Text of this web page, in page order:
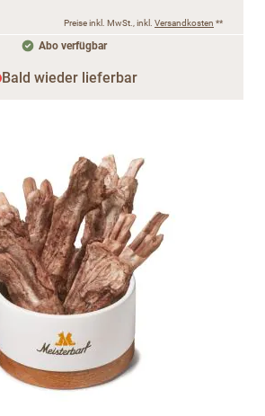
Preise inkl. MwSt., inkl. Versandkosten **
Abo verfügbar
Bald wieder lieferbar